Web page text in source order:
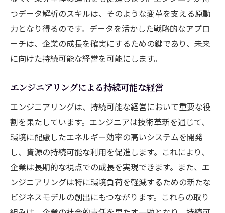
つデータ解析のスキルは、そのような変革を支える原動
力となり得るのです。データを活かした戦略的なアプロ
ーチは、企業の成長を確実にするための鍵であり、未来
に向けた持続可能な経営を可能にします。
エンジニアリングによる持続可能な経営
エンジニアリングは、持続可能な経営において重要な役
割を果たしています。エンジニアは技術革新を通じて、
環境に配慮したエネルギー効率の高いシステムを開発
し、資源の持続可能な利用を促進します。これにより、
企業は長期的な視点での成長を実現できます。また、エ
ンジニアリングは特に環境負荷を軽減するための新たな
ビジネスモデルの創出にもつながります。これらの取り